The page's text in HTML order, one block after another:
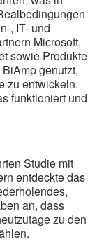
, IT- und
Microsoft,
sowie Produkte
genutzt,
zu entwickeln.
funktioniert und
Studie mit
entdeckte das
an, dass
zu den